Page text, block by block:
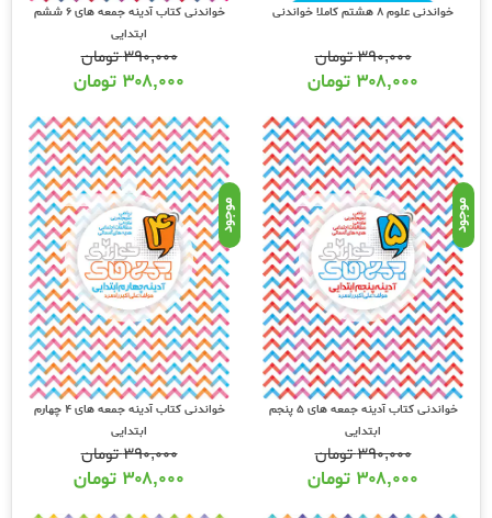
خواندنی علوم 8 هشتم کاملا خواندنی
۳۹۰,۰۰۰تومان
۳۰۸,۰۰۰ تومان
خواندنی کتاب آدینه جمعه های 6 ششم
ابتدایی
۳۹۰,۰۰۰تومان
۳۰۸,۰۰۰ تومان
موجود
خواندنی کتاب آدینه جمعه های 5 پنجم
ابتدایی
۳۹۰,۰۰۰تومان
۳۰۸,۰۰۰ تومان
موجود
خواندنی کتاب آدینه جمعه های 4 چهارم
ابتدایی
۳۹۰,۰۰۰تومان
۳۰۸,۰۰۰ تومان